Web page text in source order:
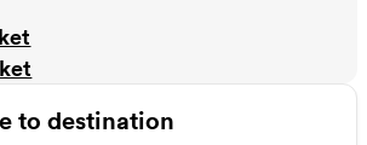
to destination